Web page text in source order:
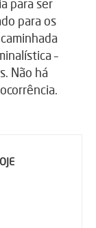
para ser
para os
–
Não há